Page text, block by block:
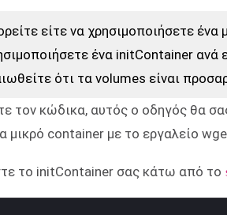
είτε να χρησιμοποιήσετε
ένα initContainer
ότι τα volumes είναι
τον κώδικα, αυτός ο οδηγός θα
μικρό container με το εργαλείο
το initContainer σας κάτω από το